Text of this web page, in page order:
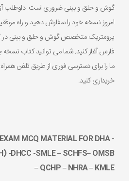
گوش و حلق و بینی ضروری است.
امروز نسخه خود را سفارش دهید و راه
پرومتریک متخصص گوش و حلق و بینی در
فارس آغاز کنید. شما می توانید کتاب نسخه
ما را برای دسترسی فوری از طریق تلفن
خریداری کنید.
MCQ MATERIAL FOR DHA -
-DHCC -SMLE – SCHFS– OMSB
– QCHP – NHRA – KMLE